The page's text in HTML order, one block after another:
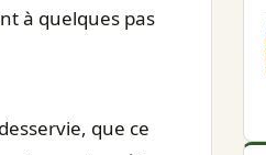
à quelques pas
que ce